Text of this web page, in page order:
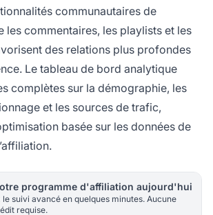
communautaires de
les commentaires, les playlists et les
des relations plus profondes
Le tableau de bord analytique
complètes sur la démographie, les
et les sources de trafic,
basée sur les données de
programme d'affiliation aujourd'hui
suivi avancé en quelques minutes. Aucune
requise.